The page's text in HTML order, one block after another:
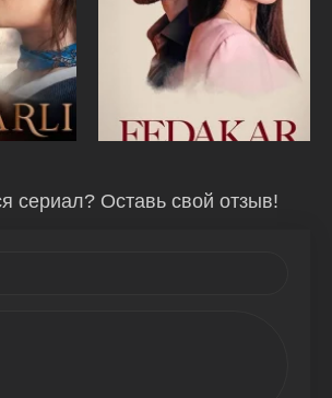
сериал? Оставь свой отзыв!